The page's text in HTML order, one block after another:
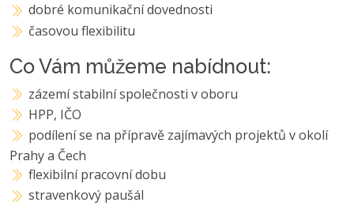
dobré komunikační dovednosti
časovou flexibilitu
Co Vám můžeme nabídnout:
zázemí stabilní společnosti v oboru
HPP, IČO
podílení se na přípravě zajímavých projektů v okolí
Prahy a Čech
flexibilní pracovní dobu
stravenkový paušál